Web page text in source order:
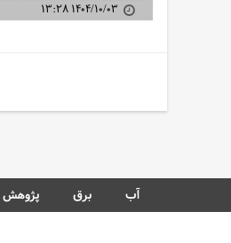
۱۴۰۴/۱۰/۰۳ ۱۳:۲۸
آب برق پژوهش